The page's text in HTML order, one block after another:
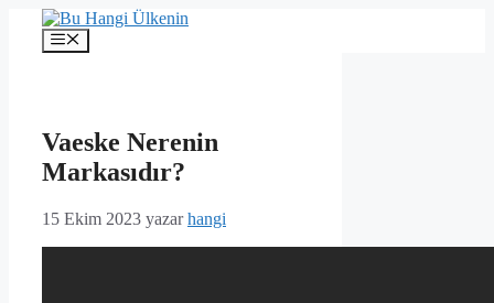
İçeriğe
Menü
Vaeske Nerenin
Markasıdır?
15 Ekim 2023 yazarhangi